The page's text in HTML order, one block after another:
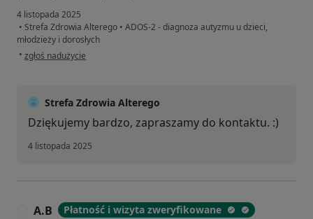
4 listopada 2025
• Strefa Zdrowia Alterego • ADOS-2 - diagnoza autyzmu u dzieci,
młodzieży i dorosłych
• w opinii użytkownika Urszula
zgłoś nadużycie
Strefa Zdrowia Alterego
Dziękujemy bardzo, zapraszamy do kontaktu. :)
4 listopada 2025
A.B Płatność i wizyta zweryfikowane